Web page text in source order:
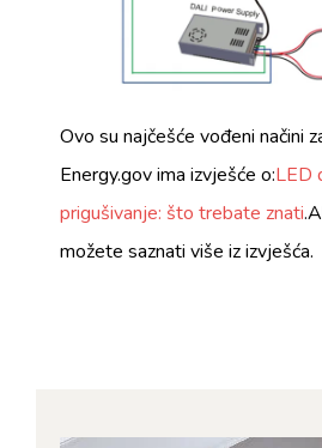
Ovo su najčešće vođeni načini
Energy.gov ima izvješće o:LED
prigušivanje: što trebate znati
možete saznati više iz izvješća.